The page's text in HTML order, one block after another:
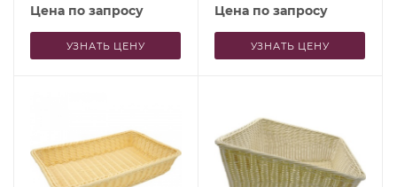
Цена по запросу
УЗНАТЬ ЦЕНУ
Цена по запросу
УЗНАТЬ ЦЕНУ